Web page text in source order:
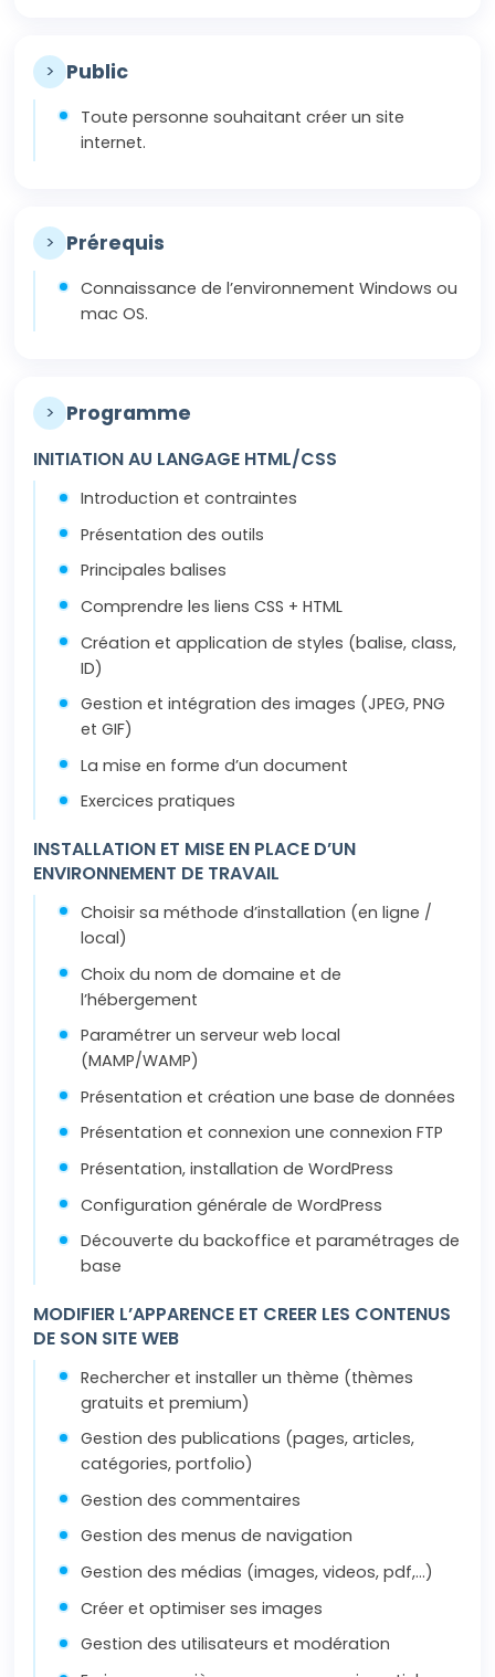
> Public
Toute personne souhaitant créer un site
internet.
> Prérequis
Connaissance de l’environnement Windows ou
mac OS.
> Programme
INITIATION AU LANGAGE HTML/CSS
Introduction et contraintes
Présentation des outils
Principales balises
Comprendre les liens CSS + HTML
Création et application de styles (balise, class,
ID)
Gestion et intégration des images (JPEG, PNG
et GIF)
La mise en forme d’un document
Exercices pratiques
INSTALLATION ET MISE EN PLACE D’UN
ENVIRONNEMENT DE TRAVAIL
Choisir sa méthode d’installation (en ligne /
local)
Choix du nom de domaine et de
l’hébergement
Paramétrer un serveur web local
(MAMP/WAMP)
Présentation et création une base de données
Présentation et connexion une connexion FTP
Présentation, installation de WordPress
Configuration générale de WordPress
Découverte du backoffice et paramétrages de
base
MODIFIER L’APPARENCE ET CREER LES CONTENUS
DE SON SITE WEB
Rechercher et installer un thème (thèmes
gratuits et premium)
Gestion des publications (pages, articles,
catégories, portfolio)
Gestion des commentaires
Gestion des menus de navigation
Gestion des médias (images, videos, pdf,…)
Créer et optimiser ses images
Gestion des utilisateurs et modération